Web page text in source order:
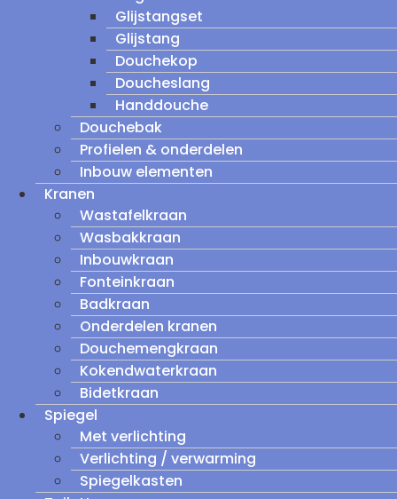
Glijstangset
Glijstang
Douchekop
Doucheslang
Handdouche
Douchebak
Profielen & onderdelen
Inbouw elementen
Kranen
Wastafelkraan
Wasbakkraan
Inbouwkraan
Fonteinkraan
Badkraan
Onderdelen kranen
Douchemengkraan
Kokendwaterkraan
Bidetkraan
Spiegel
Met verlichting
Verlichting / verwarming
Spiegelkasten